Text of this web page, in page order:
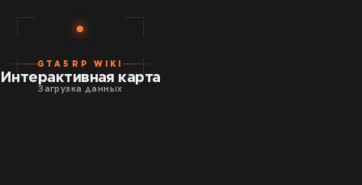
GTA5RP WIKI
Интерактивная карта
Загрузка данных